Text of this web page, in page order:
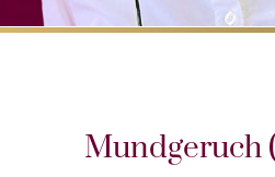
Mundgeruch